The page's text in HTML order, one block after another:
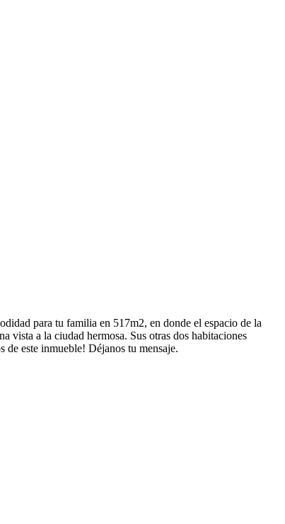
para tu familia en 517m2, en donde el espacio de la
vista a la ciudad hermosa. Sus otras dos habitaciones
de este inmueble! Déjanos tu mensaje.